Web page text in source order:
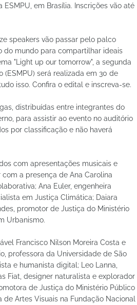
em Brasília. Inscrições vão até
speakers vão passar pelo palco
do mundo para compartilhar ideais
"Light up our tomorrow", a segunda
será realizada em 30 de
isso. Confira o edital e inscreva-se.
distribuídas entre integrantes do
para assistir ao evento no auditório
por classificação e não haverá
com apresentações musicais e
a presença de Ana Carolina
Ana Euler, engenheira
em Justiça Climática; Daiara
promotor de Justiça do Ministério
Urbanismo.
Francisco Nilson Moreira Costa e
professora da Universidade de São
e humanista digital; Leo Lanna,
Fiat, designer naturalista e explorador
de Justiça do Ministério Público
Artes Visuais na Fundação Nacional